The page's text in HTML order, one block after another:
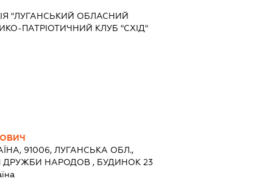
"ЛУГАНСЬКИЙ ОБЛАСНИЙ
ПАТРІОТИЧНИЙ КЛУБ "СХІД"
91006, ЛУГАНСЬКА ОБЛ.,
ДРУЖБИ НАРОДОВ , БУДИНОК 23